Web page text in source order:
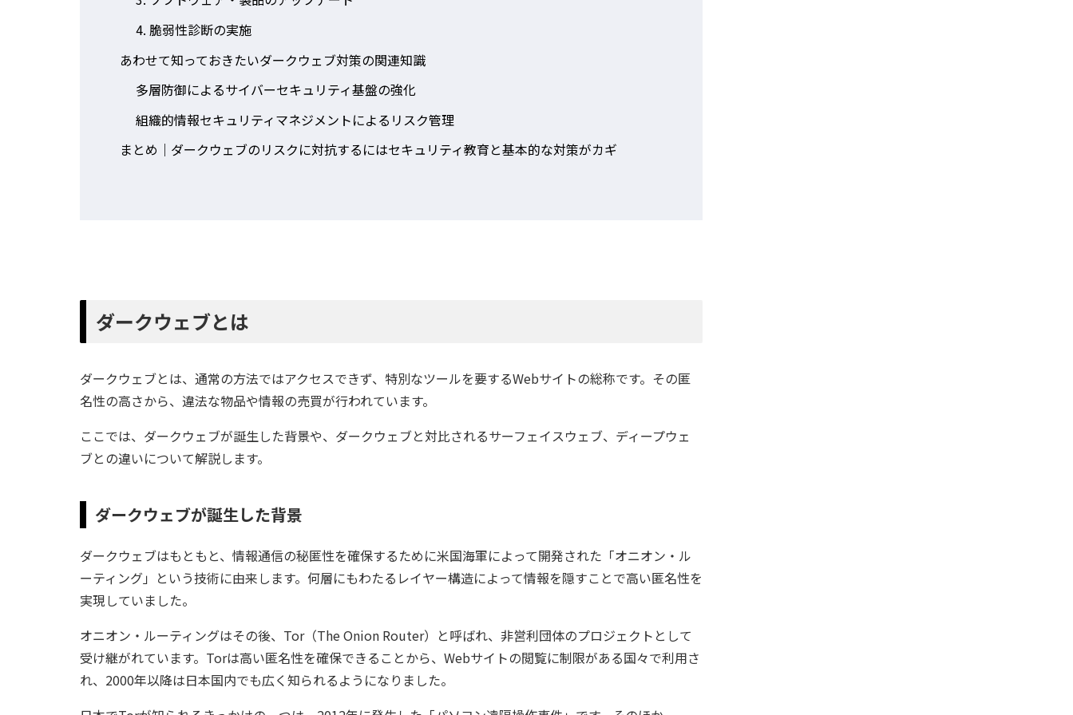
4. 脆弱性診断の実施
あわせて知っておきたいダークウェブ対策の関連知識
多層防御によるサイバーセキュリティ基盤の強化
組織的情報セキュリティマネジメントによるリスク管理
まとめ｜ダークウェブのリスクに対抗するにはセキュリティ教育と基本的な対策がカギ
ダークウェブとは
ダークウェブとは、通常の方法ではアクセスできず、特別なツールを要するWebサイトの総称です。その匿
名性の高さから、違法な物品や情報の売買が行われています。
ここでは、ダークウェブが誕生した背景や、ダークウェブと対比されるサーフェイスウェブ、ディープウェ
ブとの違いについて解説します。
ダークウェブが誕生した背景
ダークウェブはもともと、情報通信の秘匿性を確保するために米国海軍によって開発された「オニオン・ル
ーティング」という技術に由来します。何層にもわたるレイヤー構造によって情報を隠すことで高い匿名性を
実現していました。
オニオン・ルーティングはその後、Tor（The Onion Router）と呼ばれ、非営利団体のプロジェクトとして
受け継がれています。Torは高い匿名性を確保できることから、Webサイトの閲覧に制限がある国々で利用さ
れ、2000年以降は日本国内でも広く知られるようになりました。